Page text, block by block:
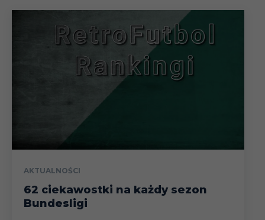
AKTUALNOŚCI
62 ciekawostki na każdy sezon
Bundesligi